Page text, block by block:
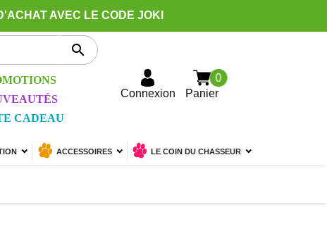
AVEC LE CODE JOKI

CADEAU
Connexion Panier
0
ACCESSOIRES LE COIN DU CHASSEUR